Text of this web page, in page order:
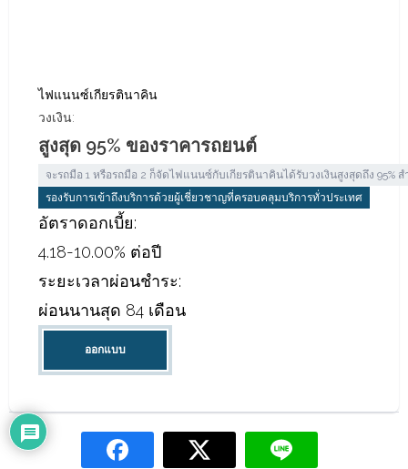
ไฟแนนซ์เกียรตินาคิน
วงเงิน:
สูงสุด 95% ของราคารถยนต์
จะรถมือ 1 หรือรถมือ 2 ก็จัดไฟแนนซ์กับเกียรตินาคินได้รับวงเงินสูงสุดถึง 95% ส
รองรับการเข้าถึงบริการด้วยผู้เชี่ยวชาญที่ครอบคลุมบริการทั่วประเทศ
อัตราดอกเบี้ย:
4.18-10.00% ต่อปี
ระยะเวลาผ่อนชำระ:
ผ่อนนานสุด 84 เดือน
ออกแบบ